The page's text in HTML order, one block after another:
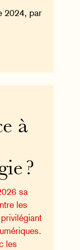
2024, par
à
?
sa
les
les